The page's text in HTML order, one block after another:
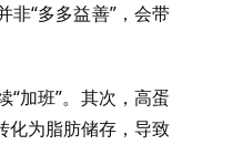
非“多多益善”，会带
加班”。其次，高蛋
化为脂肪储存，导致